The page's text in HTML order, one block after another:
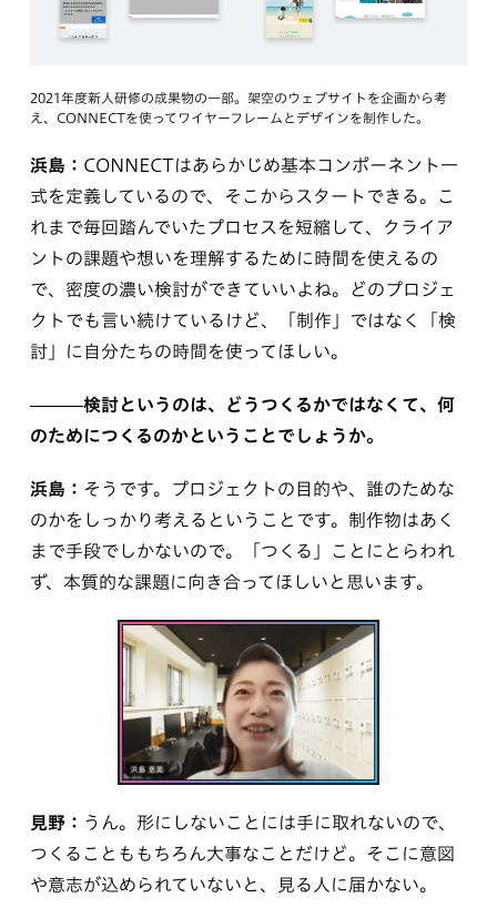
2021年度新⼈研修の成果物の⼀部。架空のウェブサイトを企画から考
え、CONNECTを使ってワイヤーフレームとデザインを制作した。
浜島： CONNECTはあらかじめ基本コンポーネント一
式を定義しているので、そこからスタートできる。こ
れまで毎回踏んでいたプロセスを短縮して、クライア
ントの課題や想いを理解するために時間を使えるの
で、密度の濃い検討ができていいよね。どのプロジェ
クトでも言い続けているけど、「制作」ではなく「検
討」に自分たちの時間を使ってほしい。
———検討というのは、どうつくるかではなくて、何
のためにつくるのかということでしょうか。
浜島： そうです。プロジェクトの目的や、誰のためな
のかをしっかり考えるということです。制作物はあく
まで手段でしかないので。「つくる」ことにとらわれ
ず、本質的な課題に向き合ってほしいと思います。
見野： うん。形にしないことには手に取れないので、
つくることももちろん大事なことだけど。そこに意図
や意志が込められていないと、見る人に届かない。